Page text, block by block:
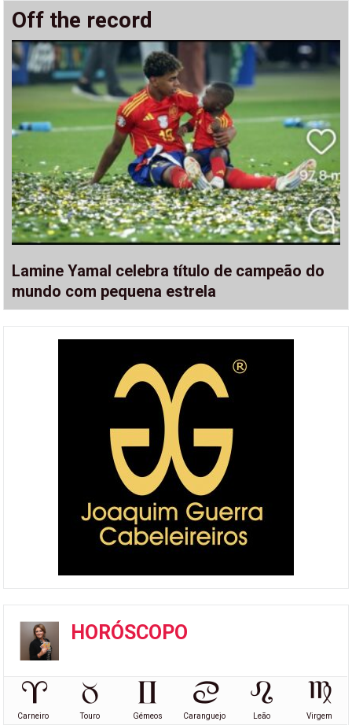
Off the record
Lamine Yamal celebra título de campeão do
mundo com pequena estrela
HORÓSCOPO
Carneiro Touro Gémeos Caranguejo Leão Virgem